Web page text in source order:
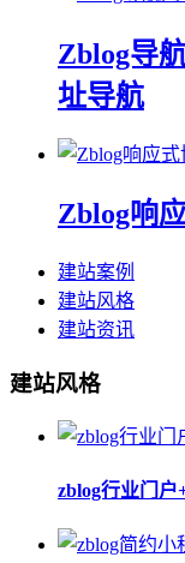
Zblog导
址导航
Zblog响
建站案例
建站风格
建站资讯
建站风格
zblog行业门